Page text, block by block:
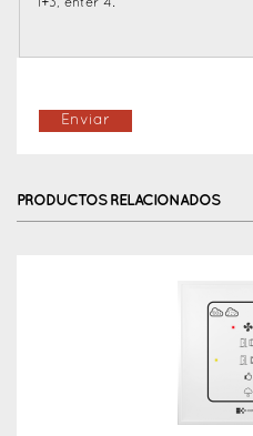
1+3, enter 4.
PRODUCTOS RELACIONADOS